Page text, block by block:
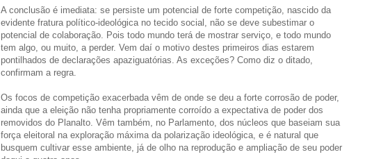
A conclusão é imediata: se persiste um potencial de forte competição, nascido da
evidente fratura político-ideológica no tecido social, não se deve subestimar o
potencial de colaboração. Pois todo mundo terá de mostrar serviço, e todo mundo
tem algo, ou muito, a perder. Vem daí o motivo destes primeiros dias estarem
pontilhados de declarações apaziguatórias. As exceções? Como diz o ditado,
confirmam a regra.
Os focos de competição exacerbada vêm de onde se deu a forte corrosão de poder,
ainda que a eleição não tenha propriamente corroído a expectativa de poder dos
removidos do Planalto. Vêm também, no Parlamento, dos núcleos que baseiam sua
força eleitoral na exploração máxima da polarização ideológica, e é natural que
busquem cultivar esse ambiente, já de olho na reprodução e ampliação de seu poder